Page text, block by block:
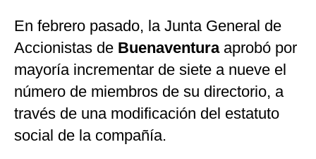
En febrero pasado, la Junta General de
Accionistas de Buenaventuraaprobó por
mayoría incrementar de siete a nueve el
número de miembros de su directorio, a
través de una modificación del estatuto
social de la compañía.